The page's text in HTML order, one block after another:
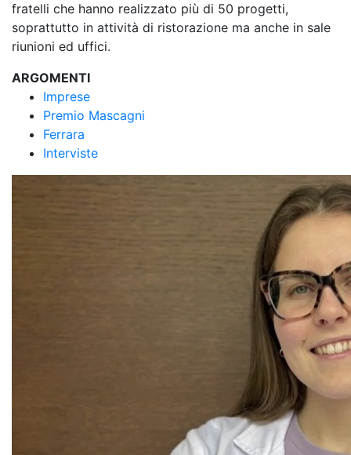
fratelli che hanno realizzato più di 50 progetti,
soprattutto in attività di ristorazione ma anche in sale
riunioni ed uffici.
ARGOMENTI
Imprese
Premio Mascagni
Ferrara
Interviste